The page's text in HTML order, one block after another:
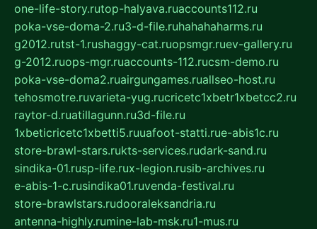
one-life-story.rutop-halyava.ruaccounts112.ru
poka-vse-doma-2.ru3-d-file.ruhahahaharms.ru
g2012.rutst-1.rushaggy-cat.ruopsmgr.ruev-gallery.ru
g-2012.ruops-mgr.ruaccounts-112.rucsm-demo.ru
poka-vse-doma2.ruairgungames.ruallseo-host.ru
tehosmotre.ruvarieta-yug.rucricetc1xbetr1xbetcc2.ru
raytor-d.ruatillagunn.ru3d-file.ru
1xbeticricetc1xbetti5.ruuafoot-statti.rue-abis1c.ru
store-brawl-stars.rukts-services.rudark-sand.ru
sindika-01.rusp-life.rux-legion.rusib-archives.ru
e-abis-1-c.rusindika01.ruvenda-festival.ru
store-brawlstars.rudooraleksandria.ru
antenna-highly.rumine-lab-msk.ru1-mus.ru